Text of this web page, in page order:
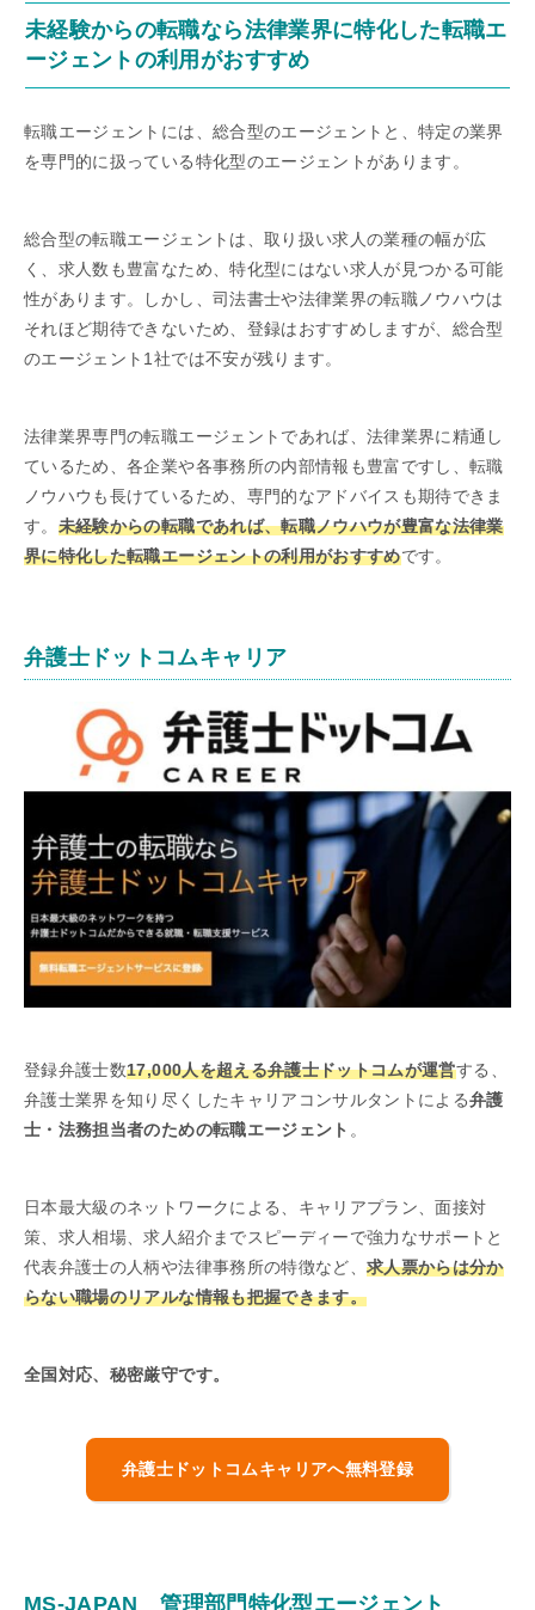
未経験からの転職なら法律業界に特化した転職エ
ージェントの利用がおすすめ
転職エージェントには、総合型のエージェントと、特定の業界
を専門的に扱っている特化型のエージェントがあります。
総合型の転職エージェントは、取り扱い求人の業種の幅が広
く、求人数も豊富なため、特化型にはない求人が見つかる可能
性があります。しかし、司法書士や法律業界の転職ノウハウは
それほど期待できないため、登録はおすすめしますが、総合型
のエージェント1社では不安が残ります。
法律業界専門の転職エージェントであれば、法律業界に精通し
ているため、各企業や各事務所の内部情報も豊富ですし、転職
ノウハウも長けているため、専門的なアドバイスも期待できま
す。 未経験からの転職であれば、転職ノウハウが豊富な法律業
界に特化した転職エージェントの利用がおすすめです。
弁護士ドットコムキャリア
登録弁護士数17,000人を超える弁護士ドットコムが運営する、
弁護士業界を知り尽くしたキャリアコンサルタントによる弁護
士・法務担当者のための転職エージェント 。
日本最大級のネットワークによる、キャリアプラン、面接対
策、求人相場、求人紹介までスピーディーで強力なサポートと
代表弁護士の人柄や法律事務所の特徴など、 求人票からは分か
らない職場のリアルな情報も把握できます。
全国対応、秘密厳守です。
弁護士ドットコムキャリアへ無料登録
MS-JAPAN 管理部門特化型エージェント